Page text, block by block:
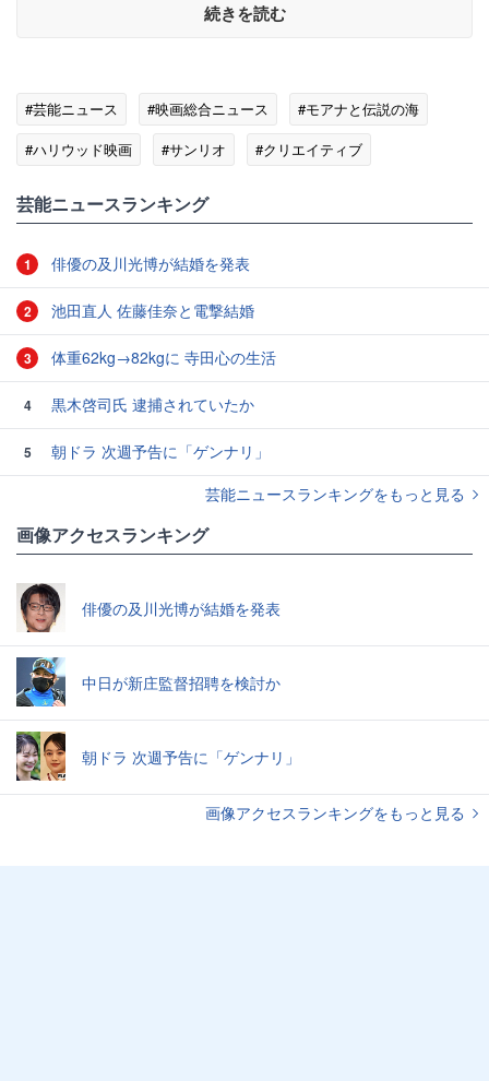
続きを読む
#芸能ニュース #映画総合ニュース
#モアナと伝説の海
#ハリウッド映画
#サンリオ
#クリエイティブ
芸能ニュースランキング
1 俳優の及川光博が結婚を発表
2 池田直人 佐藤佳奈と電撃結婚
3 体重62kg→82kgに 寺田心の生活
4 黒木啓司氏 逮捕されていたか
5
朝ドラ 次週予告に「ゲンナリ」
芸能ニュースランキングをもっと見る
画像アクセスランキング
俳優の及川光博が結婚を発表
中日が新庄監督招聘を検討か
朝ドラ 次週予告に「ゲンナリ」
画像アクセスランキングをもっと見る